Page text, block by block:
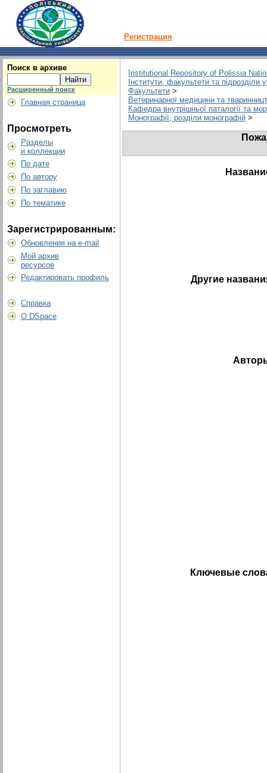
Регистрация
Поиск в архиве
Расширенный поиск
Главная страница
Просмотреть
Разделы
и коллекции
По дате
По автору
По заглавию
По тематике
Зарегистрированным:
Обновления на e-mail
Мой архив
ресурсов
Редактировать профиль
Справка
О DSpace
Institutional Repository of Polissia
Інститути, факультети та підрозділи
Факультети >
Ветеринарної медицини та
Кафедра внутрішньої паталогії та
Монографії, розділи монографій >
Другие
Ключевые